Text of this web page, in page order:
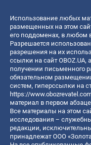
Использование любых
размещенных на этом
его поддоменах, в любом
Разрешается
разрешения на их
ссылки на сайт OBOZ.UA,
получении письменного
обязательном
систем, гиперссылки на
https://
материал в первом
Все материалы на этом
исследования –
редакции,
принадлежат ООО